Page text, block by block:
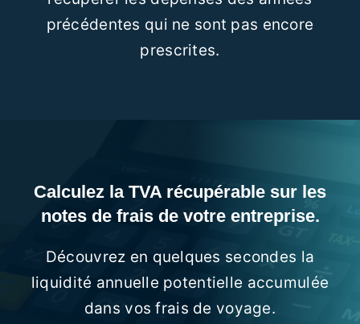
précédentes qui ne sont pas encore
prescrites.
Calculez la TVA récupérable sur les
notes de frais de votre entreprise.
Découvrez en quelques secondes la
liquidité annuelle potentielle accumulée
dans vos frais de voyage.